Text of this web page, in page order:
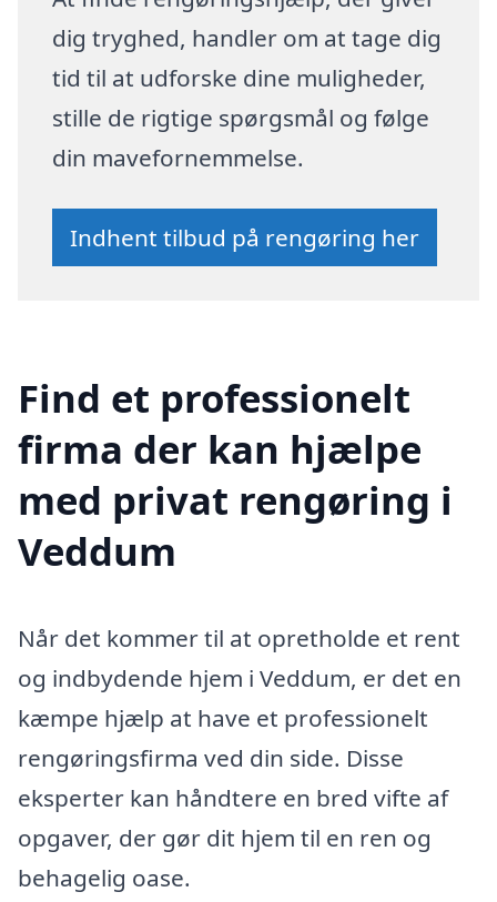
dig tryghed, handler om at tage dig
tid til at udforske dine muligheder,
stille de rigtige spørgsmål og følge
din mavefornemmelse.
Indhent tilbud på rengøring her
Find et professionelt
firma der kan hjælpe
med privat rengøring i
Veddum
Når det kommer til at opretholde et rent
og indbydende hjem i Veddum, er det en
kæmpe hjælp at have et professionelt
rengøringsfirma ved din side. Disse
eksperter kan håndtere en bred vifte af
opgaver, der gør dit hjem til en ren og
behagelig oase.